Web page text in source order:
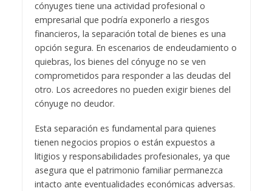
cónyuges tiene una actividad profesional o
empresarial que podría exponerlo a riesgos
financieros, la separación total de bienes es una
opción segura. En escenarios de endeudamiento o
quiebras, los bienes del cónyuge no se ven
comprometidos para responder a las deudas del
otro. Los acreedores no pueden exigir bienes del
cónyuge no deudor.
Esta separación es fundamental para quienes
tienen negocios propios o están expuestos a
litigios y responsabilidades profesionales, ya que
asegura que el patrimonio familiar permanezca
intacto ante eventualidades económicas adversas.